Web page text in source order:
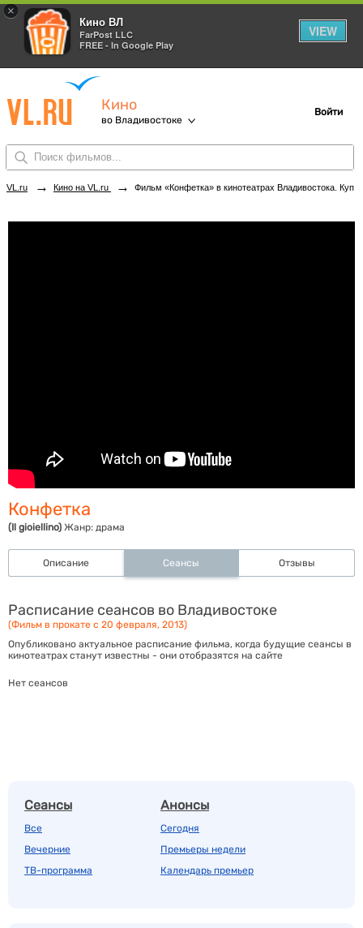
×
Кино ВЛ
FarPost LLC
FREE - In Google Play
VIEW
Кино
во Владивостоке
Войти
VL.ru → Кино на VL.ru → Фильм «Конфетка» в кинотеатрах Владивостока. Купить билеты!
Конфетка
(Il gioiellino) Жанр: драма
Описание Сеансы Отзывы
Расписание сеансов во Владивостоке
(Фильм в прокате с 20 февраля, 2013)
Опубликовано актуальное расписание фильма, когда будущие сеансы в
кинотеатрах станут известны - они отобразятся на сайте
Нет сеансов
Сеансы
Все
Вечерние
ТВ-программа
Анонсы
Сегодня
Премьеры недели
Календарь премьер